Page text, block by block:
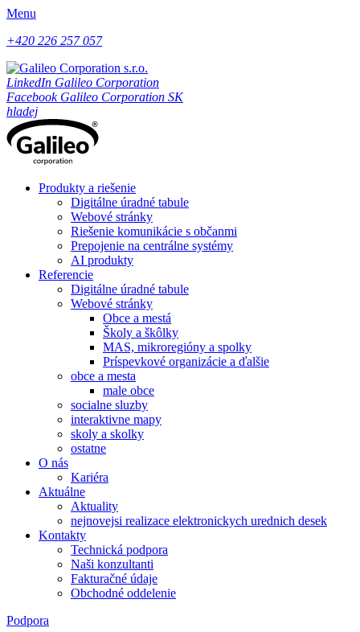
Menu
+420 226 257 057
LinkedIn Galileo Corporation
Facebook Galileo Corporation SK
hladej
Produkty a riešenie
Digitálne úradné tabule
Webové stránky
Riešenie komunikácie s občanmi
Prepojenie na centrálne systémy
AI produkty
Referencie
Digitálne úradné tabule
Webové stránky
Obce a mestá
Školy a škôlky
MAS, mikroregióny a spolky
Príspevkové organizácie a ďalšie
obce a mesta
male obce
socialne sluzby
interaktivne mapy
skoly a skolky
ostatne
O nás
Kariéra
Aktuálne
Aktuality
nejnovejsi realizace elektronickych urednich desek
Kontakty
Technická podpora
Naši konzultanti
Fakturačné údaje
Obchodné oddelenie
Podpora